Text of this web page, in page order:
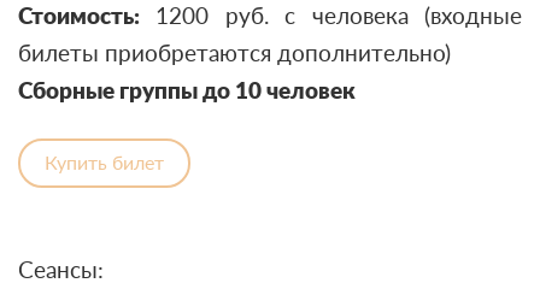
Стоимость: 1200 руб. с человека (входные
билеты приобретаются дополнительно)
Сборные группы до 10 человек
Купить билет
Сеансы: